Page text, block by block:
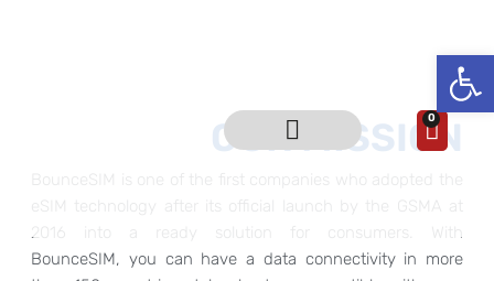
0
OUR MISSION
BounceSIM is one of the first companies who adopted the
eSIM technology after its official launch by the GSMA at
2016 into a ready solution for consumers. With
BounceSIM, you can have a data connectivity in more
פתח סרגל נגישות